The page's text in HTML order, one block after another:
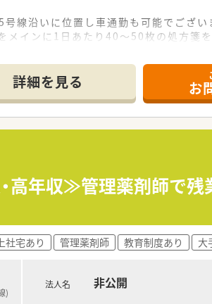
線沿いに位置し車通勤も可能でござい
メインに1日あたり40～50枚の処方箋を
アを中心にグループ全体で21店舗を
いるため、安定した経営基盤を持ち安
過誤防止と業務効率化を図り対人業務
切にし、きめ細やかな対応ができる方
、無理な店舗異動を望まない方が多く
患者様と向き合いたいと考える薬剤師
詳細を見る お
高年収≫管理薬剤師で
社宅あり 管理薬剤師 教育制度あり 大
)
法人名 非公開